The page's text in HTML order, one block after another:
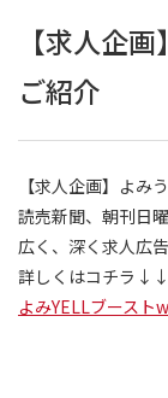
【求人企
ご紹介
【求人企画】よみ
読売新聞、朝刊日
広く、深く求人広
詳しくはコチラ
よみYELLブース